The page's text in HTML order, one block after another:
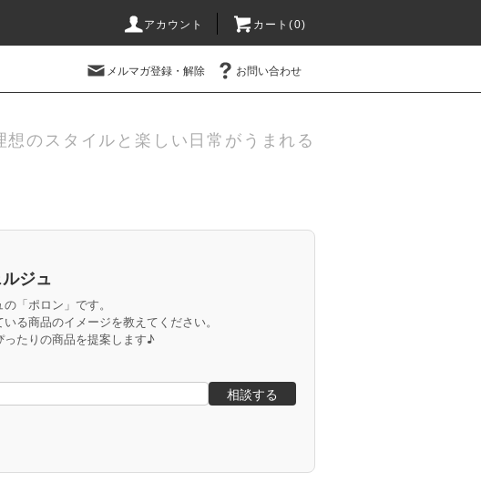
アカウント カート(0)
メルマガ登録・解除 お問い合わせ
想のスタイルと楽しい日常がうまれる
ジュ
「ポロン」です。
る商品のイメージを教えてください。
たりの商品を提案します♪
相談する